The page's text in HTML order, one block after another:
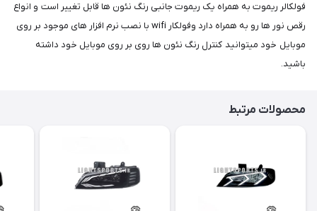
فولکالر ریموت به همراه یک ریموت جانبی رنگ نئون ها قابل تغییر است و انواع
رقص نور ها رو به همراه دارد وفولکار wifi با نصب نرم افزار های موجود بر روی
موبایل خود میتوانید کنترل رنگ نئون ها روی بر روی موبایل خود داشته
باشید.
محصولات مرتبط